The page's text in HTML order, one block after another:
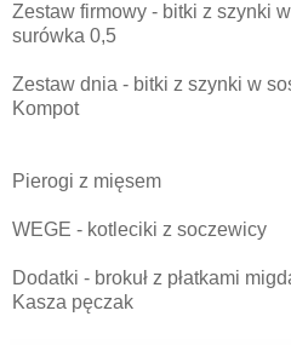
Zestaw firmowy - bitki z szynki
surówka 0,5
Zestaw dnia - bitki z szynki w
Kompot
Pierogi z mięsem
WEGE - kotleciki z soczewicy
Dodatki - brokuł z płatkami
Kasza pęczak